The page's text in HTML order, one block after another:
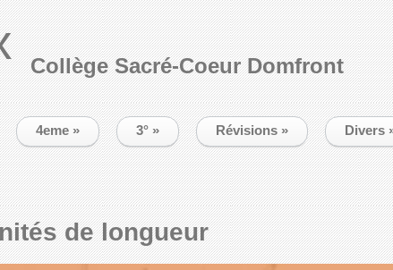
Collège Sacré-Coeur Domfront
4eme » 3° » Révisions » Divers
de longueur